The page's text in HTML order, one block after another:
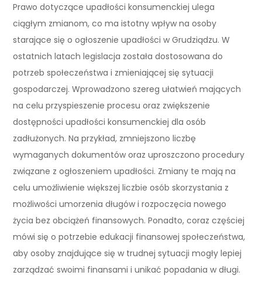
Prawo dotyczące upadłości konsumenckiej ulega
ciągłym zmianom, co ma istotny wpływ na osoby
starające się o ogłoszenie upadłości w Grudziądzu. W
ostatnich latach legislacja została dostosowana do
potrzeb społeczeństwa i zmieniającej się sytuacji
gospodarczej. Wprowadzono szereg ułatwień mających
na celu przyspieszenie procesu oraz zwiększenie
dostępności upadłości konsumenckiej dla osób
zadłużonych. Na przykład, zmniejszono liczbę
wymaganych dokumentów oraz uproszczono procedury
związane z ogłoszeniem upadłości. Zmiany te mają na
celu umożliwienie większej liczbie osób skorzystania z
możliwości umorzenia długów i rozpoczęcia nowego
życia bez obciążeń finansowych. Ponadto, coraz częściej
mówi się o potrzebie edukacji finansowej społeczeństwa,
aby osoby znajdujące się w trudnej sytuacji mogły lepiej
zarządzać swoimi finansami i unikać popadania w długi.